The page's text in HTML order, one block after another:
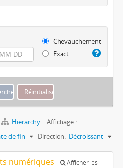
Chevauchement
Exact
Hierarchy
Affichage :
de fin Direction: Décroissant
numériques
Afficher les